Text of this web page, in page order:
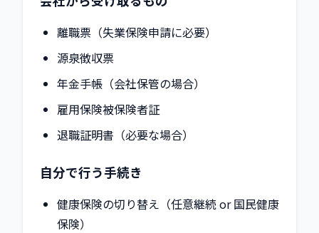
離職票（失業保険申請に必要）
源泉徴収票
年金手帳（会社保管の場合）
雇用保険被保険者証
退職証明書（必要な場合）
自分で行う手続き
健康保険の切り替え（任意継続 or 国民健康
保険）